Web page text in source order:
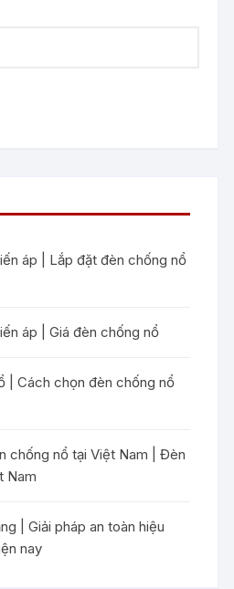
áp | Lắp đặt đèn chống nổ
áp | Giá đèn chống nổ
| Cách chọn đèn chống nổ
chống nổ tại Việt Nam | Đèn
Nam
| Giải pháp an toàn hiệu
nay